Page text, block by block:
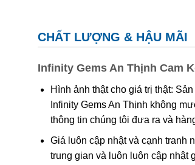
cơ.Thyocyanat sắt IIIđược cho là
Các công trình gần đây cho thấy
tương tác phức tạp của sắt vànhôm
Khi nung nóng ametit thường
được coi đơn giản chỉ là “ametit
Ametit tổng hợp rất giống với
CHẤT LƯỢNG & HẬU MÃI
Infinity Gems An Thịnh Cam
Hình ảnh thật cho giá trị thật:
Infinity Gems An Thịnh không
thông tin chúng tôi đưa ra và
Giá luôn cập nhật và cạnh tranh
trung gian và luôn luôn cập nhật